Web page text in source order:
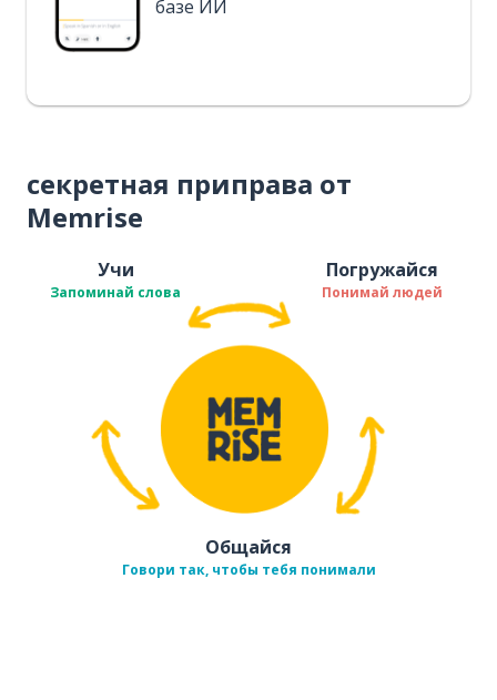
базе ИИ
секретная приправа от
Memrise
Учи
Запоминай слова
Погружайся
Понимай людей
Общайся
Говори так, чтобы тебя понимали